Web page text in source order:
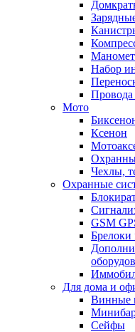
Набор
Провода
Мото
Ксенон
Чехлы,
Охранные
GSM
Брелоки
Для дома и
Винные
Сейфы